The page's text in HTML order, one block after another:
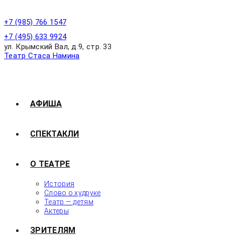
+7 (985) 766 1547
+7 (495) 633 9924
ул. Крымский Вал, д.9, стр. 33
Театр Стаса Намина
АФИША
СПЕКТАКЛИ
О ТЕАТРЕ
История
Слово о худруке
Театр — детям
Актеры
ЗРИТЕЛЯМ